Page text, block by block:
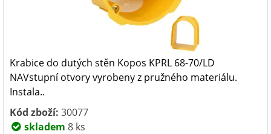
Krabice do dutých stěn Kopos KPRL 68-70/LD
NAVstupní otvory vyrobeny z pružného materiálu.
Instala..
Kód zboží: 30077
skladem 8 ks